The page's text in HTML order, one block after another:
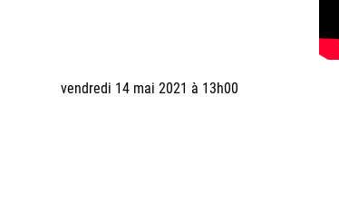
vendredi 14 mai 2021 à 13h00